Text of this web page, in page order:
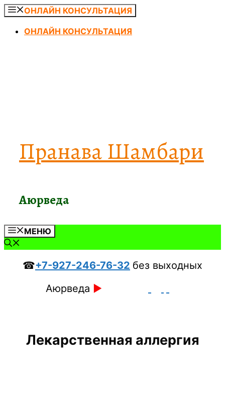
Перейти
содержимому
ОНЛАЙН КОНСУЛЬТАЦИЯ
ОНЛАЙН КОНСУЛЬТАЦИЯ
Пранава Шамбари
Аюрведа
МЕНЮ
☎+7-927-246-76-32 без выходных
Аюрведа ►
Лекарственная аллергия